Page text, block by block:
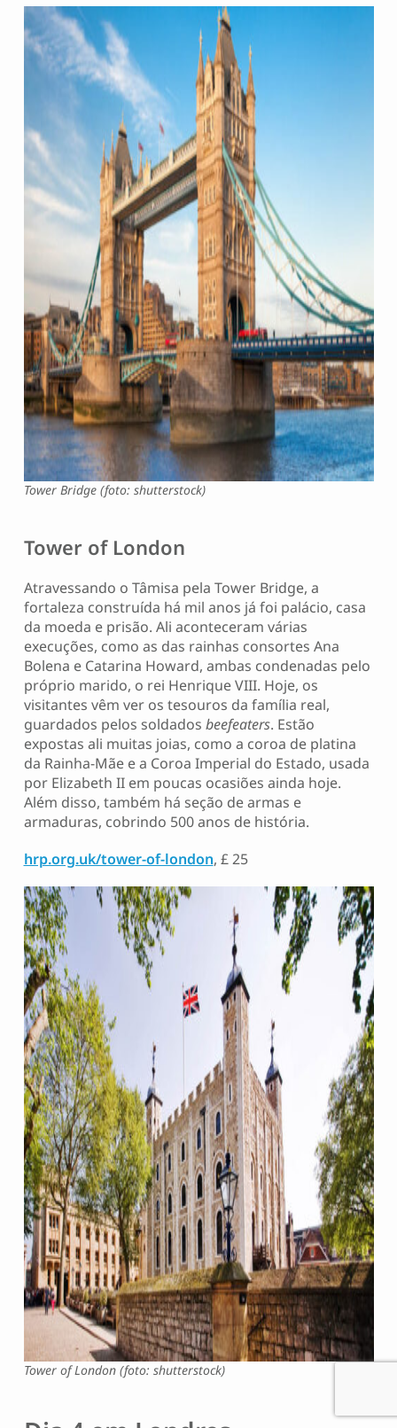
Tower Bridge (foto: shutterstock)
Tower of London
Atravessando o Tâmisa pela Tower Bridge, a
fortaleza construída há mil anos já foi palácio, casa
da moeda e prisão. Ali aconteceram várias
execuções, como as das rainhas consortes Ana
Bolena e Catarina Howard, ambas condenadas pelo
próprio marido, o rei Henrique VIII. Hoje, os
visitantes vêm ver os tesouros da família real,
guardados pelos soldados beefeaters. Estão
expostas ali muitas joias, como a coroa de platina
da Rainha-Mãe e a Coroa Imperial do Estado, usada
por Elizabeth II em poucas ocasiões ainda hoje.
Além disso, também há seção de armas e
armaduras, cobrindo 500 anos de história.
hrp.org.uk/tower-of-london, £ 25
Tower of London (foto: shutterstock)